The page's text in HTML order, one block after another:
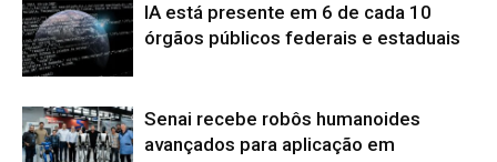
IA está presente em 6 de cada 10
órgãos públicos federais e estaduais
Senai recebe robôs humanoides
avançados para aplicação em